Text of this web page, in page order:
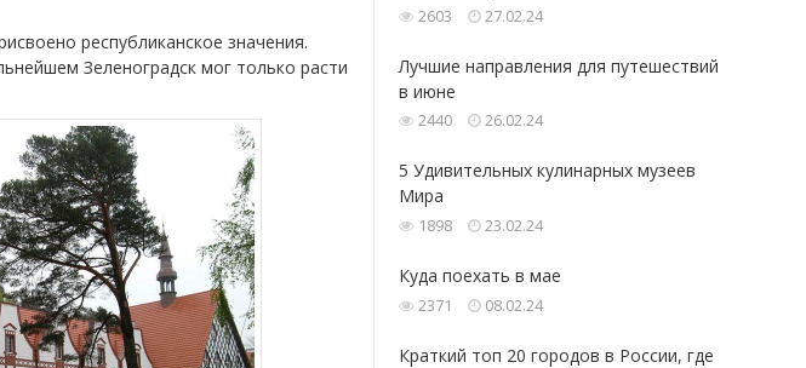
республиканское значения.
Зеленоградск мог только расти
2603 27.02.24
Лучшие направления для путешествий
в июне
2440 26.02.24
5 Удивительных кулинарных музеев
Мира
1898 23.02.24
Куда поехать в мае
2371 08.02.24
Краткий топ 20 городов в России, где